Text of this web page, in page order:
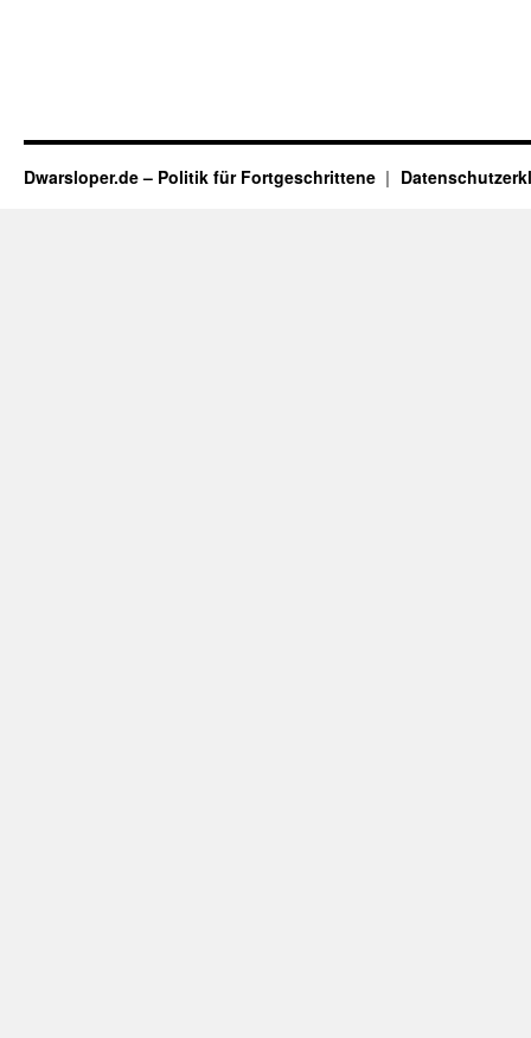
Dwarsloper.de – Politik für Fortgeschrittene